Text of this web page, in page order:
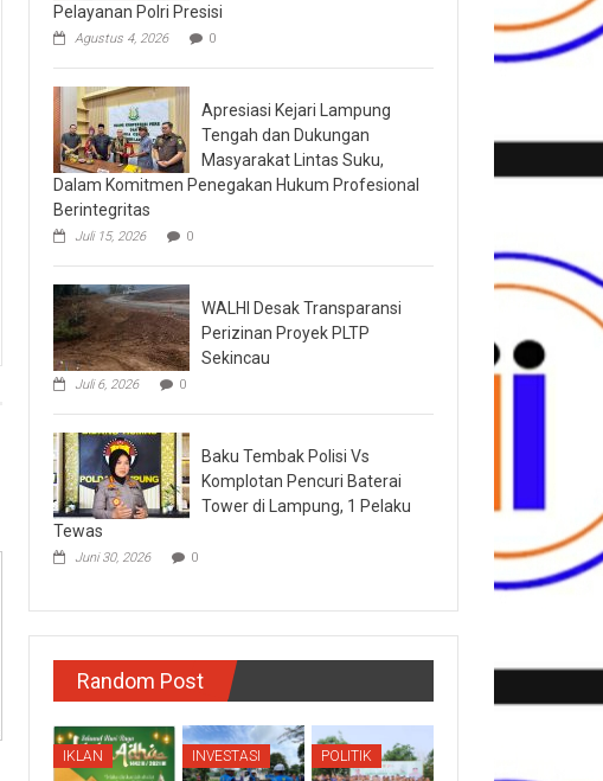
Pelayanan Polri Presisi
Agustus 4, 2026 0
Apresiasi Kejari Lampung
Tengah dan Dukungan
Masyarakat Lintas Suku,
Dalam Komitmen Penegakan Hukum Profesional
Berintegritas
Juli 15, 2026 0
WALHI Desak Transparansi
Perizinan Proyek PLTP
Sekincau
Juli 6, 2026 0
Baku Tembak Polisi Vs
Komplotan Pencuri Baterai
Tower di Lampung, 1 Pelaku
Tewas
Juni 30, 2026 0
Random Post
IKLAN INVESTASI POLITIK